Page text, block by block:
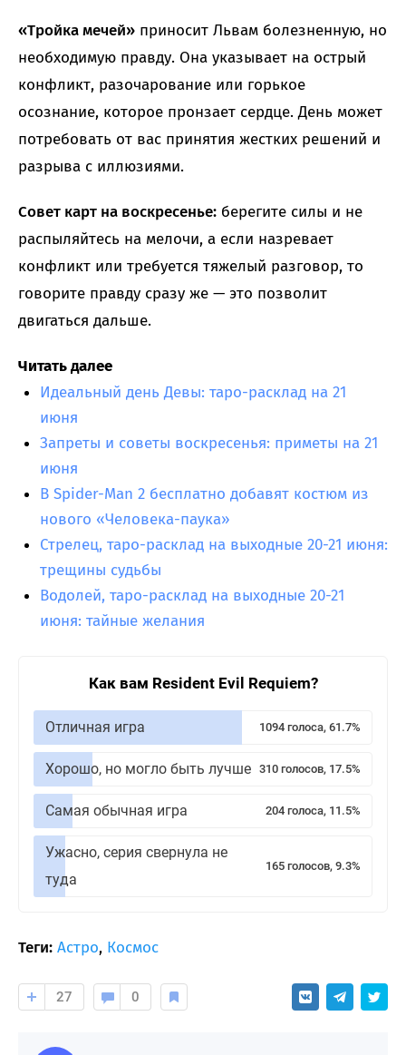
«Тройка мечей» приносит Львам болезненную, но
необходимую правду. Она указывает на острый
конфликт, разочарование или горькое
осознание, которое пронзает сердце. День может
потребовать от вас принятия жестких решений и
разрыва с иллюзиями.
Совет карт на воскресенье: берегите силы и не
распыляйтесь на мелочи, а если назревает
конфликт или требуется тяжелый разговор, то
говорите правду сразу же — это позволит
двигаться дальше.
Читать далее
Идеальный день Девы: таро-расклад на 21
июня
Запреты и советы воскресенья: приметы на 21
июня
В Spider-Man 2 бесплатно добавят костюм из
нового «Человека-паука»
Стрелец, таро-расклад на выходные 20-21 июня:
трещины судьбы
Водолей, таро-расклад на выходные 20-21
июня: тайные желания
Как вам Resident Evil Requiem?
Отличная игра 1094 голоса, 61.7%
Хорошо, но могло быть лучше 310 голосов, 17.5%
Самая обычная игра 204 голоса, 11.5%
Ужасно, серия свернула не
туда
165 голосов, 9.3%
Теги: Астро, Космос
27 0